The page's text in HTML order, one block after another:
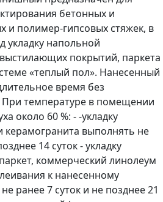
бетонных и
и полимер-гипсовых стяжек, в
напольной
покрытий, паркета
«теплый пол». Нанесенный
время без
температуре в помещении
около 60 %: - -укладку
керамогранита выполнять не
14 суток - укладку
коммерческий линолеум
к нанесенному
ранее 7 суток и не позднее 21